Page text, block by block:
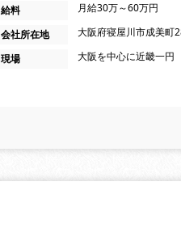
給料
月給30万～60万円
会社所在地
大阪府寝屋川市成美町
現場
大阪を中心に近畿一円